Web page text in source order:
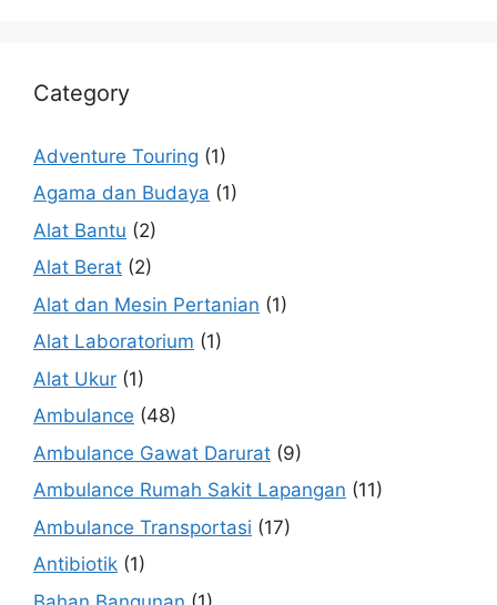
Category
Adventure Touring (1)
Agama dan Budaya (1)
Alat Bantu (2)
Alat Berat (2)
Alat dan Mesin Pertanian (1)
Alat Laboratorium (1)
Alat Ukur (1)
Ambulance (48)
Ambulance Gawat Darurat (9)
Ambulance Rumah Sakit Lapangan (11)
Ambulance Transportasi (17)
Antibiotik (1)